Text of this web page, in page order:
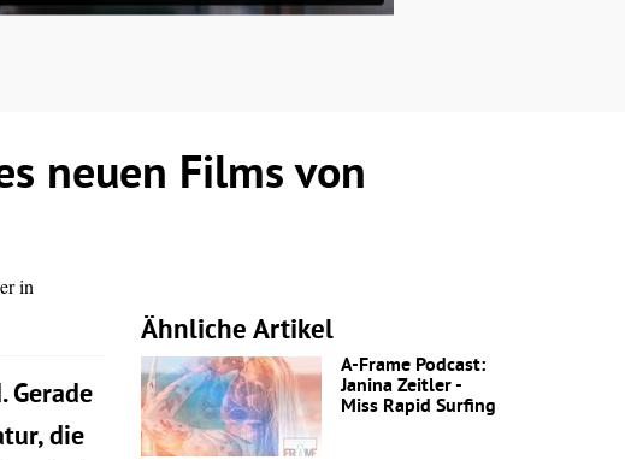
neuen Films von
in
Gerade
die
Ähnliche Artikel
A-Frame Podcast:
Janina Zeitler -
Miss Rapid Surfing